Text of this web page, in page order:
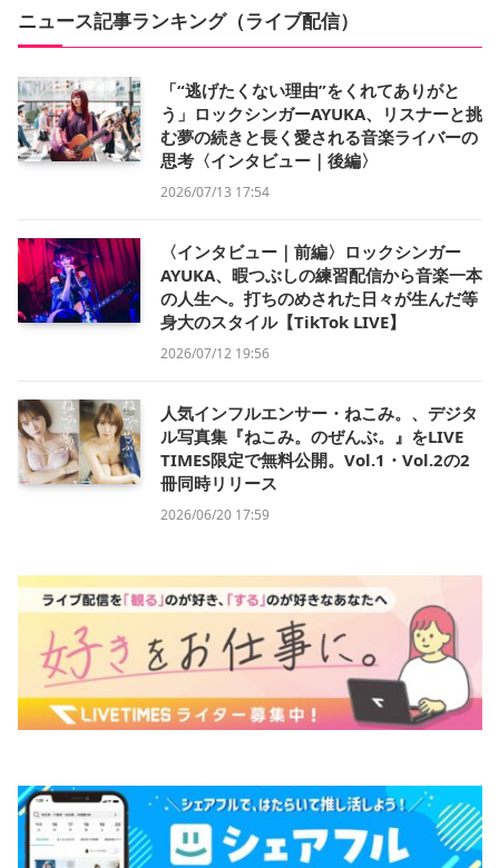
ニュース記事ランキング（ライブ配信）
「“逃げたくない理由”をくれてありがと
う」ロックシンガーAYUKA、リスナーと挑
む夢の続きと長く愛される音楽ライバーの
思考〈インタビュー｜後編〉
2026/07/13 17:54
〈インタビュー｜前編〉ロックシンガー
AYUKA、暇つぶしの練習配信から音楽一本
の人生へ。打ちのめされた日々が生んだ等
身大のスタイル【TikTok LIVE】
2026/07/12 19:56
人気インフルエンサー・ねこみ。、デジタ
ル写真集『ねこみ。のぜんぶ。』をLIVE
TIMES限定で無料公開。Vol.1・Vol.2の2
冊同時リリース
2026/06/20 17:59